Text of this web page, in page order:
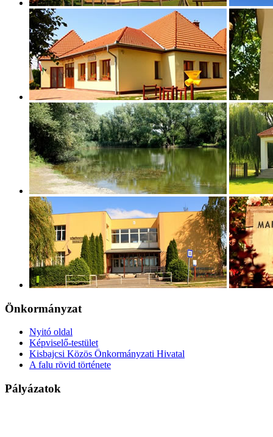
Önkormányzat
Nyitó oldal
Képviselő-testület
Kisbajcsi Közös Önkormányzati Hivatal
A falu rövid története
Pályázatok